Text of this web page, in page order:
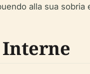
alla sua sobria